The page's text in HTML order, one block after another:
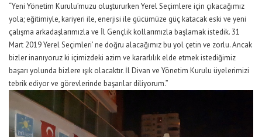
“Yeni Yönetim Kurulu’muzu oluştururken Yerel Seçimlere için çıkacağımız
yola; eğitimiyle, kariyeri ile, enerjisi ile gücümüze güç katacak eski ve yeni
çalışma arkadaşlarımızla ve İl Gençlik kollarımızla başlamak istedik. 31
Mart 2019 Yerel Seçimleri’ ne doğru alacağımız bu yol çetin ve zorlu. Ancak
bizler inanıyoruz ki içimizdeki azim ve kararlılık elde etmek istediğimiz
başarı yolunda bizlere ışık olacaktır. İl Divan ve Yönetim Kurulu üyelerimizi
tebrik ediyor ve görevlerinde başarılar diliyorum.”